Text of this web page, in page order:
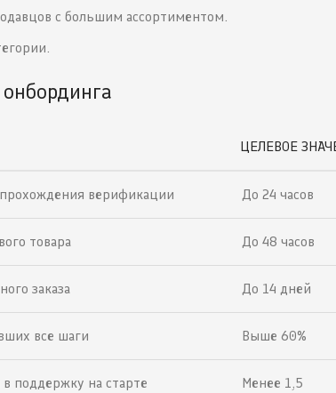
с большим ассортиментом.
ЦЕЛЕВОЕ
верификации До 24 часов
товара До 48 часов
заказа До 14 дней
все шаги Выше 60%
поддержку на старте Менее 1,5